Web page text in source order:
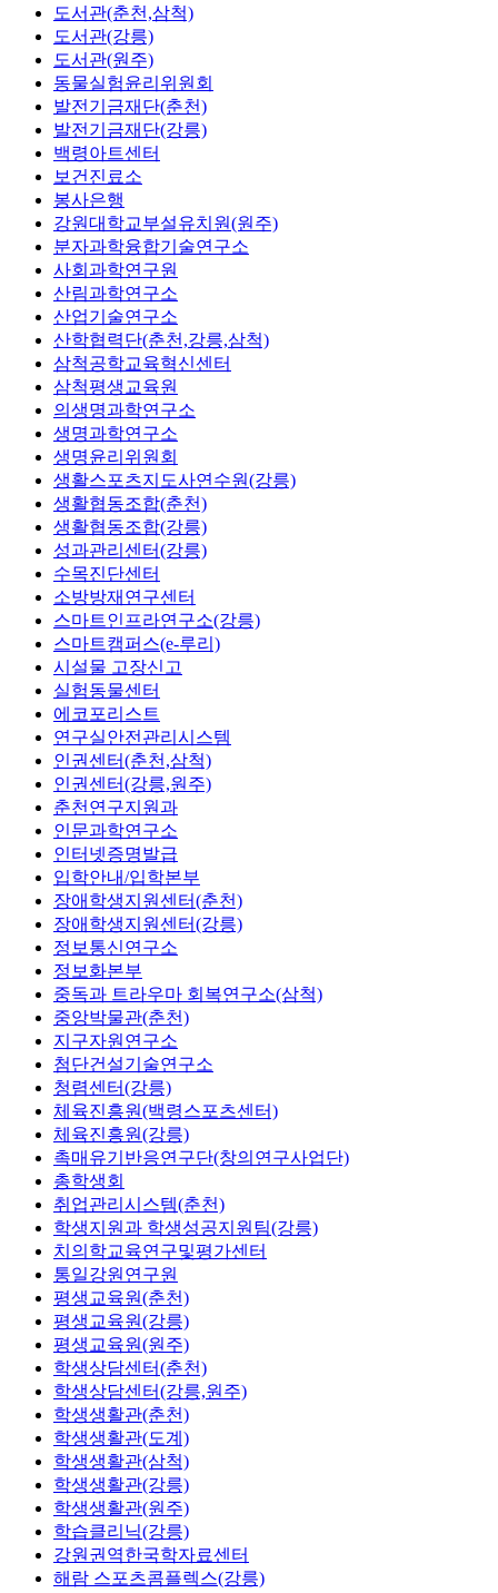
도서관(춘천,삼척)
도서관(강릉)
도서관(원주)
동물실험윤리위원회
발전기금재단(춘천)
발전기금재단(강릉)
백령아트센터
보건진료소
봉사은행
강원대학교부설유치원(원주)
분자과학융합기술연구소
사회과학연구원
산림과학연구소
산업기술연구소
산학협력단(춘천,강릉,삼척)
삼척공학교육혁신센터
삼척평생교육원
의생명과학연구소
생명과학연구소
생명윤리위원회
생활스포츠지도사연수원(강릉)
생활협동조합(춘천)
생활협동조합(강릉)
성과관리센터(강릉)
수목진단센터
소방방재연구센터
스마트인프라연구소(강릉)
스마트캠퍼스(e-루리)
시설물 고장신고
실험동물센터
에코포리스트
연구실안전관리시스템
인권센터(춘천,삼척)
인권센터(강릉,원주)
춘천연구지원과
인문과학연구소
인터넷증명발급
입학안내/입학본부
장애학생지원센터(춘천)
장애학생지원센터(강릉)
정보통신연구소
정보화본부
중독과 트라우마 회복연구소(삼척)
중앙박물관(춘천)
지구자원연구소
첨단건설기술연구소
청렴센터(강릉)
체육진흥원(백령스포츠센터)
체육진흥원(강릉)
촉매유기반응연구단(창의연구사업단)
총학생회
취업관리시스템(춘천)
학생지원과 학생성공지원팀(강릉)
치의학교육연구및평가센터
통일강원연구원
평생교육원(춘천)
평생교육원(강릉)
평생교육원(원주)
학생상담센터(춘천)
학생상담센터(강릉,원주)
학생생활관(춘천)
학생생활관(도계)
학생생활관(삼척)
학생생활관(강릉)
학생생활관(원주)
학습클리닉(강릉)
강원권역한국학자료센터
해람 스포츠콤플렉스(강릉)